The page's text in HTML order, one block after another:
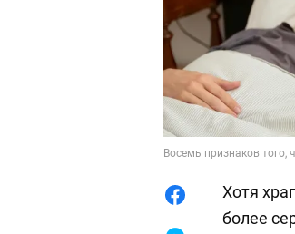
Восемь признаков того,
Хотя
более